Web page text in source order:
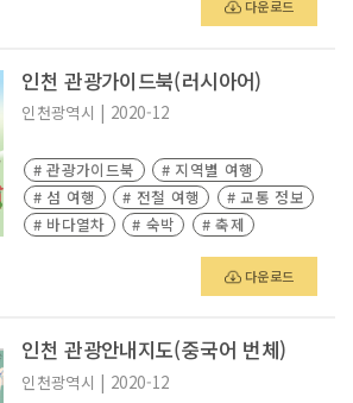
다운로드
인천 관광가이드북(러시아어)
인천광역시 | 2020-12
# 관광가이드북
# 지역별 여행
# 섬 여행
# 전철 여행
# 교통 정보
# 바다열차
# 숙박
# 축제
다운로드
인천 관광안내지도(중국어 번체)
인천광역시 | 2020-12